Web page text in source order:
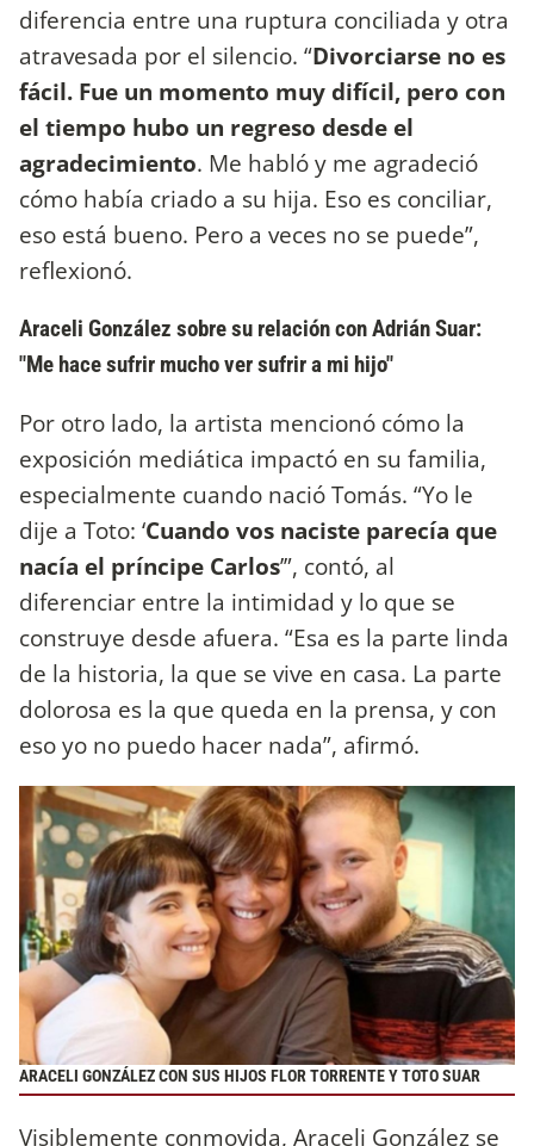
diferencia entre una ruptura conciliada y otra
atravesada por el silencio. “Divorciarse no es
fácil. Fue un momento muy difícil, pero con
el tiempo hubo un regreso desde el
agradecimiento. Me habló y me agradeció
cómo había criado a su hija. Eso es conciliar,
eso está bueno. Pero a veces no se puede”,
reflexionó.
Araceli González sobre su relación con Adrián Suar:
"Me hace sufrir mucho ver sufrir a mi hijo"
Por otro lado, la artista mencionó cómo la
exposición mediática impactó en su familia,
especialmente cuando nació Tomás. “Yo le
dije a Toto: ‘Cuando vos naciste parecía que
nacía el príncipe Carlos’”, contó, al
diferenciar entre la intimidad y lo que se
construye desde afuera. “Esa es la parte linda
de la historia, la que se vive en casa. La parte
dolorosa es la que queda en la prensa, y con
eso yo no puedo hacer nada”, afirmó.
ARACELI GONZÁLEZ CON SUS HIJOS FLOR TORRENTE Y TOTO SUAR
Visiblemente conmovida, Araceli González se